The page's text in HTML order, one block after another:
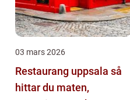
03 mars 2026
Restaurang uppsala så
hittar du maten,